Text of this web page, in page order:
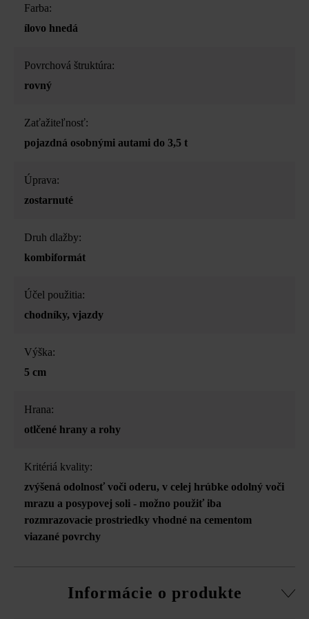
Farba:
ílovo hnedá
Povrchová štruktúra:
rovný
Zaťažiteľnosť:
pojazdná osobnými autami do 3,5 t
Úprava:
zostarnuté
Druh dlažby:
kombiformát
Účel použitia:
chodníky, vjazdy
Výška:
5 cm
Hrana:
otlčené hrany a rohy
Kritériá kvality:
zvýšená odolnosť voči oderu, v celej hrúbke odolný voči
mrazu a posypovej soli - možno použiť iba
rozmrazovacie prostriedky vhodné na cementom
viazané povrchy
Informácie o produkte